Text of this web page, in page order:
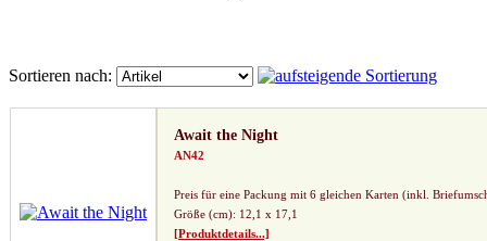
Sortieren nach:
Await the Night
AN42
Preis für eine Packung mit 6 gleichen Karten (inkl.
Größe (cm): 12,1 x 17,1
[Produktdetails...]